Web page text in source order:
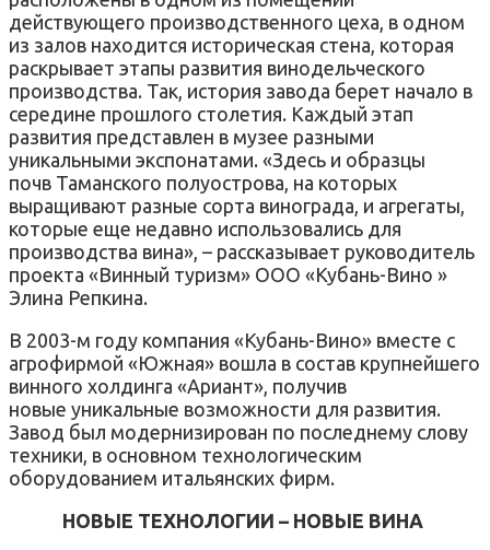
действующего производственного цеха, в одном
из залов находится историческая стена, которая
раскрывает этапы развития винодельческого
производства. Так, история завода берет начало в
середине прошлого столетия. Каждый этап
развития представлен в музее разными
уникальными экспонатами. «Здесь и образцы
почв Таманского полуострова, на которых
выращивают разные сорта винограда, и агрегаты,
которые еще недавно использовались для
производства вина», – рассказывает руководитель
проекта «Винный туризм» ООО «Кубань-Вино »
Элина Репкина.
В 2003-м году компания «Кубань-Вино» вместе с
агрофирмой «Южная» вошла в состав крупнейшего
винного холдинга «Ариант», получив
новые уникальные возможности для развития.
Завод был модернизирован по последнему слову
техники, в основном технологическим
оборудованием итальянских фирм.
НОВЫЕ ТЕХНОЛОГИИ – НОВЫЕ ВИНА